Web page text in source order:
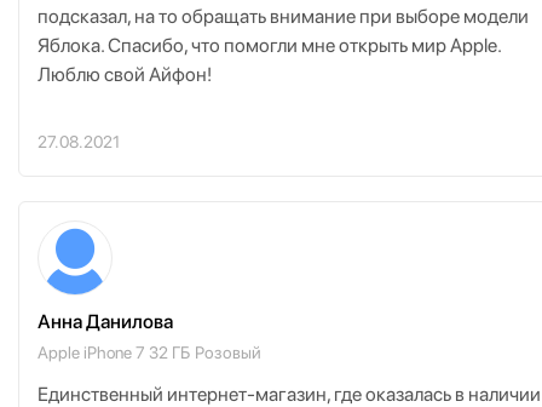
подсказал, на то обращать внимание при выборе модели
Яблока. Спасибо, что помогли мне открыть мир Apple.
Люблю свой Айфон!
27.08.2021
Анна Данилова
Apple iPhone 7 32 ГБ Розовый
Единственный интернет-магазин, где оказалась в наличии